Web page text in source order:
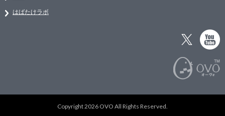
はばたけラボ
Copyright 2026 OVO All Rights Reserved.